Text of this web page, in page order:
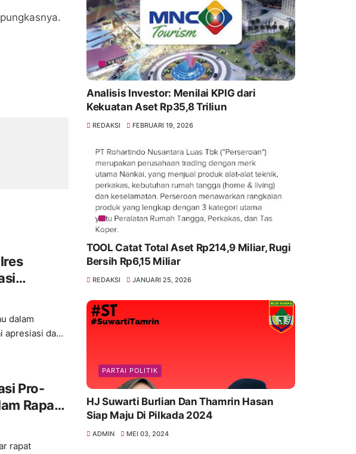
dalam
apresiasi da...
Pro-
Rapat
rapat
Analisis Investor: Menilai KPIG dari
Kekuatan Aset Rp35,8 Triliun
REDAKSI FEBRUARI 19, 2026
TOOL Catat Total Aset Rp214,9 Miliar, Rugi
Bersih Rp6,15 Miliar
REDAKSI JANUARI 25, 2026
PARTAI POLITIK
HJ Suwarti Burlian Dan Thamrin Hasan
Siap Maju Di Pilkada 2024
ADMIN MEI 03, 2024